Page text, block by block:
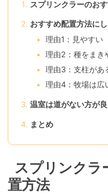
スプリンクラーのお
おすすめ配置方法に
理由1：見やすい
理由2：種をまき
理由3：支柱があ
理由4：牧場は広
温室は道がない方が
まとめ
スプリンクラ
置方法